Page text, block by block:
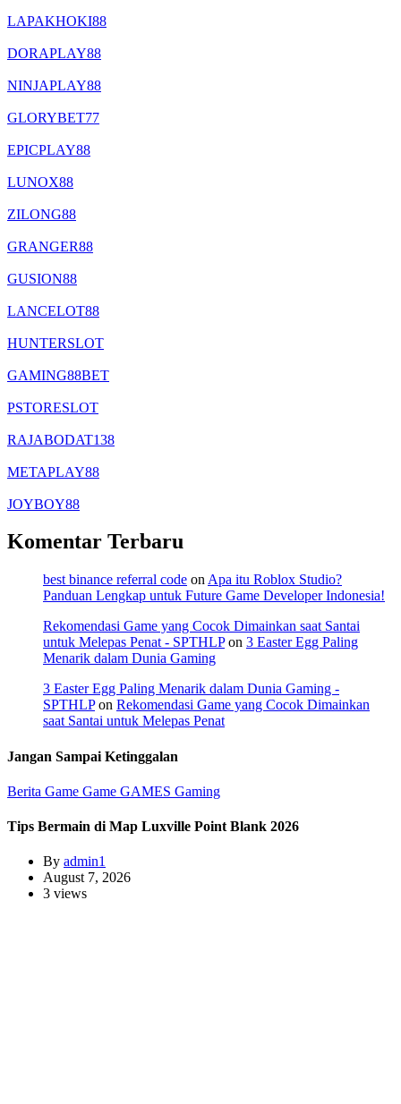
LAPAKHOKI88
DORAPLAY88
NINJAPLAY88
GLORYBET77
EPICPLAY88
LUNOX88
ZILONG88
GRANGER88
GUSION88
LANCELOT88
HUNTERSLOT
GAMING88BET
PSTORESLOT
RAJABODAT138
METAPLAY88
JOYBOY88
Komentar Terbaru
best binance referral code on Apa itu Roblox Studio?
Panduan Lengkap untuk Future Game Developer Indonesia!
Rekomendasi Game yang Cocok Dimainkan saat Santai
untuk Melepas Penat - SPTHLPon 3 Easter Egg Paling
Menarik dalam Dunia Gaming
3 Easter Egg Paling Menarik dalam Dunia Gaming -
SPTHLPon Rekomendasi Game yang Cocok Dimainkan
saat Santai untuk Melepas Penat
Jangan Sampai Ketinggalan
Berita Game Game GAMES Gaming
Tips Bermain di Map Luxville Point Blank 2026
By admin1
August 7, 2026
3 views